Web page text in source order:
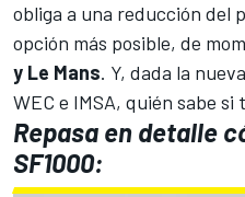
obliga a una reducción del
opción más posible, de
y Le Mans. Y, dada la
WEC e IMSA, quién sabe si
Repasa en detalle
SF1000: